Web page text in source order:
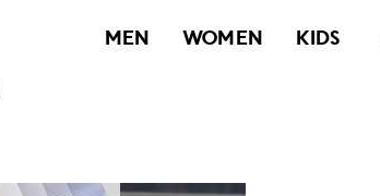
MEN WOMEN KIDS